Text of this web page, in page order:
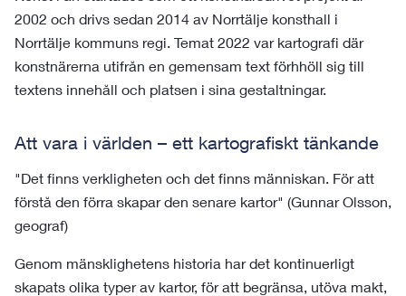
2002 och drivs sedan 2014 av Norrtälje konsthall i
Norrtälje kommuns regi. Temat 2022 var kartografi där
konstnärerna utifrån en gemensam text förhhöll sig till
textens innehåll och platsen i sina gestaltningar.
Att vara i världen – ett kartografiskt tänkande
"Det finns verkligheten och det finns människan. För att
förstå den förra skapar den senare kartor" (Gunnar Olsson,
geograf)
Genom mänsklighetens historia har det kontinuerligt
skapats olika typer av kartor, för att begränsa, utöva makt,